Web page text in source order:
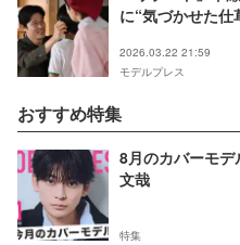
に“気づかせた仕
2026.03.22 21:59
モデルプレス
おすすめ特集
8月のカバーモ
文哉
特集